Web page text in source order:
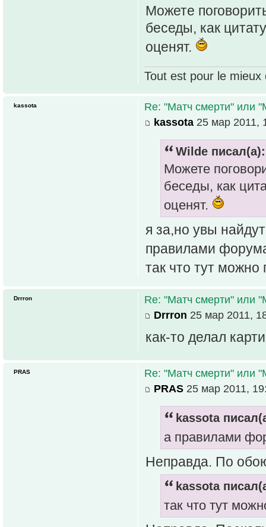
Можете
беседы, как
оценят.
Tout est pour le
Re: "Матч смерти" или
kassota 25 мар 2011,
Wilde писал(а):
Можете
беседы, как
оценят.
я за,но увы
правилами
так что тут можно
kassota
Re: "Матч смерти" или
Drrron 25 мар 2011,
как-то делал
Drrron
Re: "Матч смерти" или
PRAS 25 мар 2011,
kassota
а правилами
Неправда. По
kassota
так что тут
PRAS